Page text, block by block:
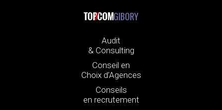
GIBORY
Audit
& Consulting
Conseil en
Choix d’Agences
Conseils
en recrutement